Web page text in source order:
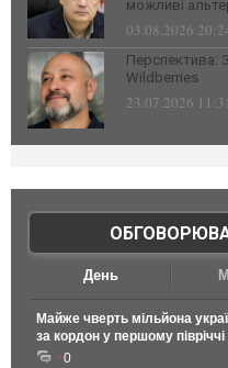
можливі
03.08.2026
Перспектива:
Wildberries
23.07.2026 11:31
День
Майже чверть мільйона
за кордон у першому півріччі
0